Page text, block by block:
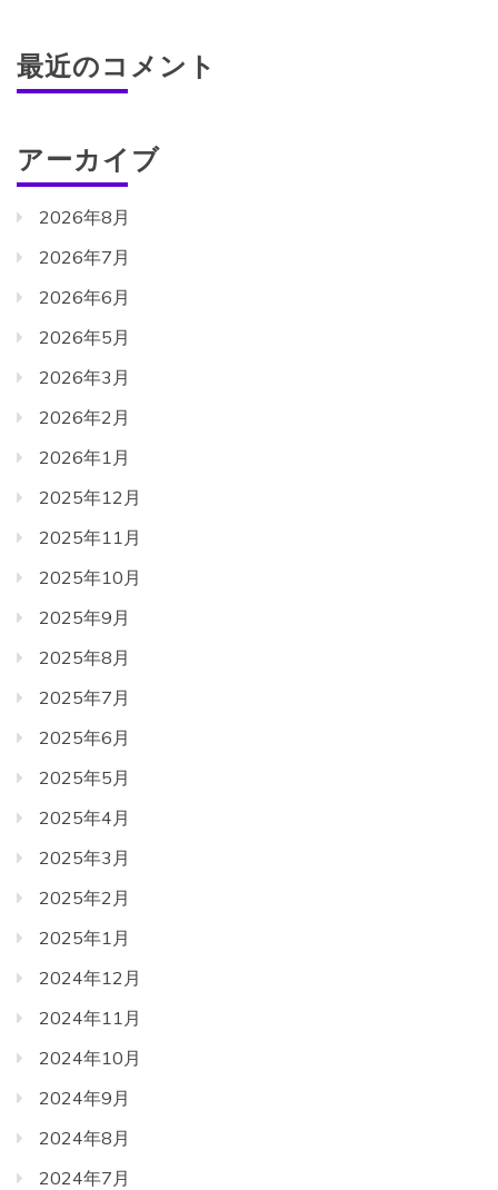
最近のコメント
アーカイブ
2026年8月
2026年7月
2026年6月
2026年5月
2026年3月
2026年2月
2026年1月
2025年12月
2025年11月
2025年10月
2025年9月
2025年8月
2025年7月
2025年6月
2025年5月
2025年4月
2025年3月
2025年2月
2025年1月
2024年12月
2024年11月
2024年10月
2024年9月
2024年8月
2024年7月